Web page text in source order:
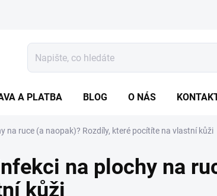
A PLATBA BLOG O NÁS
na ruce (a naopak)? Rozdíly, které pocítíte na vlastní kůži
na plochy na
kůži